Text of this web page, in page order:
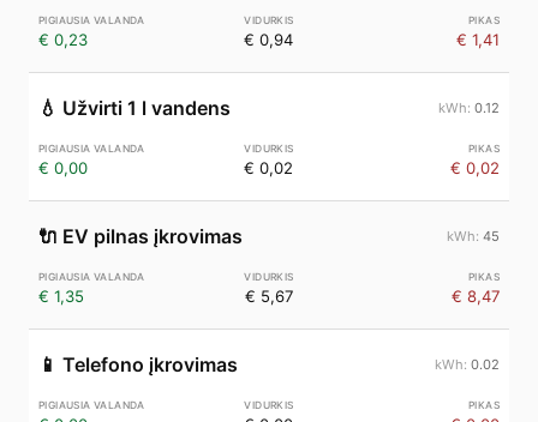
€ 0,23 € 0,94 € 1,41
💧 Užvirti 1 l vandens 0.12
€ 0,00 € 0,02 € 0,02
🔌 EV pilnas įkrovimas 45
€ 1,35 € 5,67 € 8,47
📱 Telefono įkrovimas 0.02